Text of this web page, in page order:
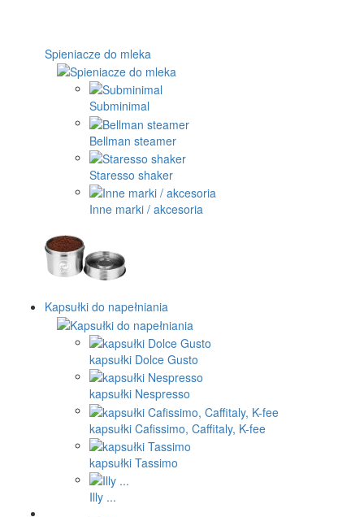
Spieniacze do mleka
Subminimal
Bellman steamer
Staresso shaker
Inne marki / akcesoria
Kapsułki do napełniania
kapsułki Dolce Gusto
kapsułki Nespresso
kapsułki Cafissimo, Caffitaly, K-fee
kapsułki Tassimo
Illy ...